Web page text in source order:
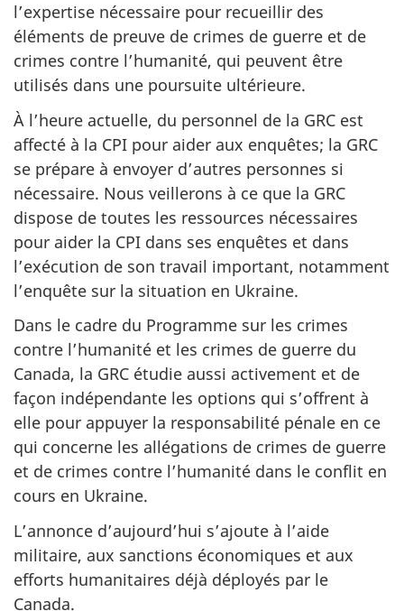
l’expertise nécessaire pour recueillir des
éléments de preuve de crimes de guerre et de
crimes contre l’humanité, qui peuvent être
utilisés dans une poursuite ultérieure.
À l’heure actuelle, du personnel de la GRC est
affecté à la CPI pour aider aux enquêtes; la GRC
se prépare à envoyer d’autres personnes si
nécessaire. Nous veillerons à ce que la GRC
dispose de toutes les ressources nécessaires
pour aider la CPI dans ses enquêtes et dans
l’exécution de son travail important, notamment
l’enquête sur la situation en Ukraine.
Dans le cadre du Programme sur les crimes
contre l’humanité et les crimes de guerre du
Canada, la GRC étudie aussi activement et de
façon indépendante les options qui s’offrent à
elle pour appuyer la responsabilité pénale en ce
qui concerne les allégations de crimes de guerre
et de crimes contre l’humanité dans le conflit en
cours en Ukraine.
L’annonce d’aujourd’hui s’ajoute à l’aide
militaire, aux sanctions économiques et aux
efforts humanitaires déjà déployés par le
Canada.